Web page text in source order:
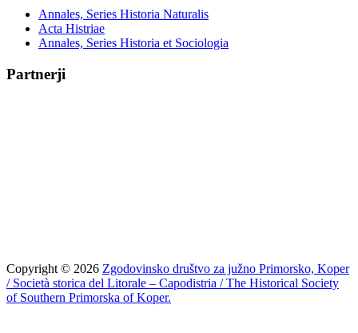
Annales, Series Historia Naturalis
Acta Histriae
Annales, Series Historia et Sociologia
Partnerji
Copyright © 2026 Zgodovinsko društvo za južno Primorsko, Koper
/ Società storica del Litorale – Capodistria / The Historical Society
of Southern Primorska of Koper.